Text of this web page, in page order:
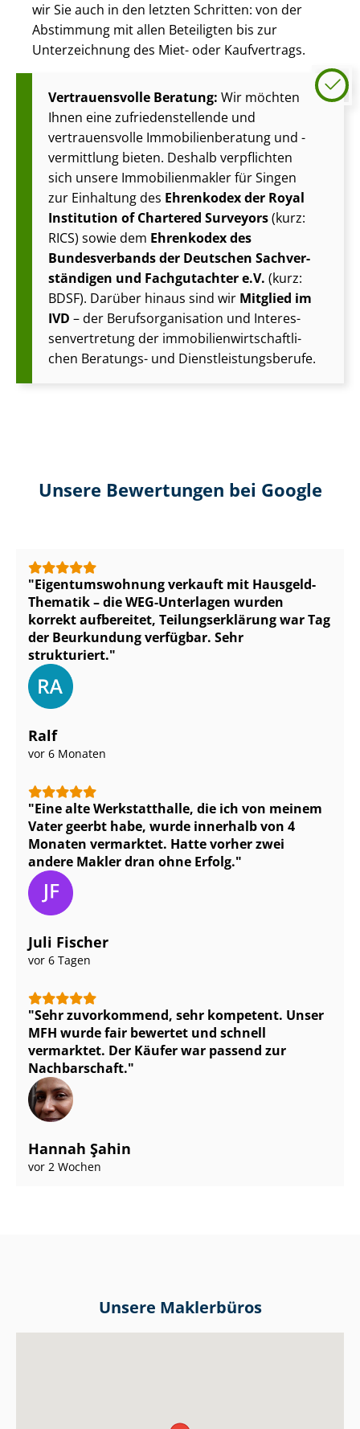
wir Sie auch in den letzten Schritten: von der
Abstimmung mit allen Beteiligten bis zur
Unterzeichnung des Miet- oder Kaufvertrags.
Vertrauensvolle Beratung: Wir möchten
Ihnen eine zu­frie­den­stel­len­de und
vertrauensvolle Im­mo­bi­li­en­be­ra­tung und -
vermittlung bieten. Deshalb verpflichten
sich unsere Im­mo­bi­li­en­mak­ler für Singen
zur Einhaltung des Ehrenkodex der Royal
Institution of Chartered Surveyors(kurz:
RICS) sowie dem Ehrenkodex des
Bundesverbands der Deutschen Sach­ver­
stän­di­gen und Fachgutachter e.V. (kurz:
BDSF). Darüber hinaus sind wir Mitglied im
IVD – der Be­rufs­or­ga­ni­sa­ti­on und In­ter­es­
sen­ver­tre­tung der im­mo­bi­li­en­wirt­schaft­li­
chen Beratungs- und Dienst­leis­tungs­be­ru­fe.
Unsere Bewertungen bei Google
Ei­gen­tums­woh­nung verkauft mit Hausgeld-
Thematik – die WEG-Unterlagen wurden
korrekt aufbereitet, Tei­lungs­er­klä­rung war Tag
der Beurkundung verfügbar. Sehr
strukturiert.
Ralf
vor 6 Monaten
Eine alte Werkstatthalle, die ich von meinem
Vater geerbt habe, wurde innerhalb von 4
Monaten vermarktet. Hatte vorher zwei
andere Makler dran ohne Erfolg.
Juli Fischer
vor 6 Tagen
Sehr zuvorkommend, sehr kompetent. Unser
MFH wurde fair bewertet und schnell
vermarktet. Der Käufer war passend zur
Nachbarschaft.
Hannah Şahin
vor 2 Wochen
Unsere Maklerbüros